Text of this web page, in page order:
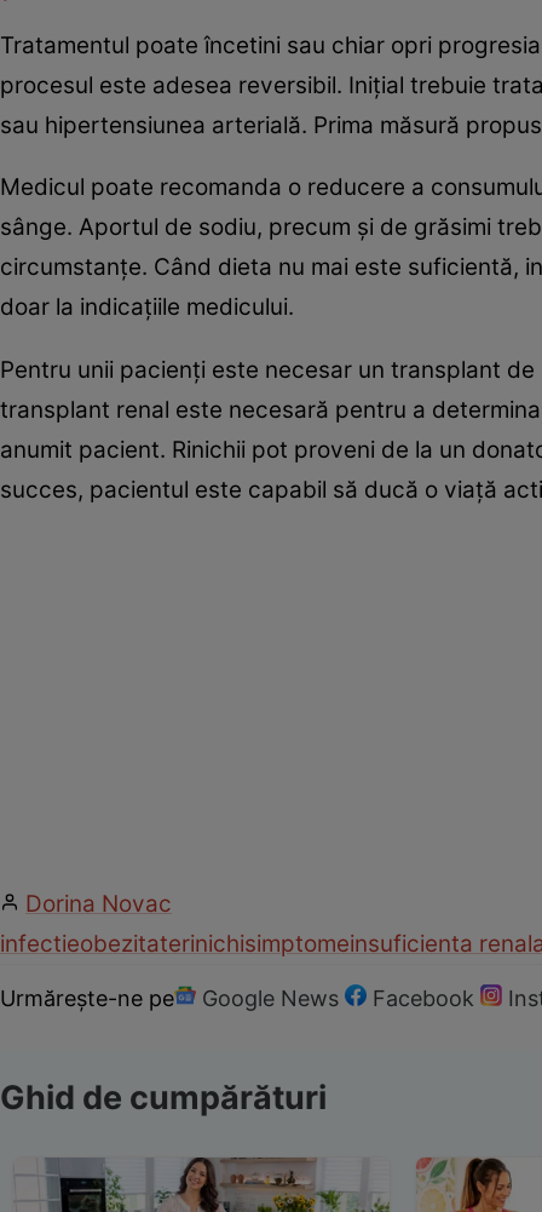
Tratamentul poate încetini sau chiar opri
procesul este adesea reversibil. Iniţial trebuie
sau hipertensiunea arterială. Prima măsură
Medicul poate recomanda o reducere a
sânge. Aportul de sodiu, precum şi de grăsimi
circumstanţe. Când dieta nu mai este suficientă,
doar la indicaţiile medicului.
Pentru unii pacienţi este necesar un transplant
transplant renal este necesară pentru a
anumit pacient. Rinichii pot proveni de la un
succes, pacientul este capabil să ducă o viaţă
Dorina Novac
infectieobezitaterinichisimptomeinsuficienta
Urmărește-ne pe Google News Facebook
Ghid de cumpărături